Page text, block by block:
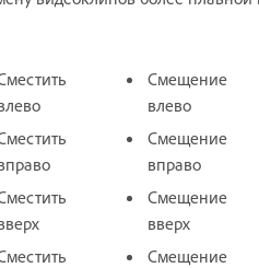
Смещение
влево
Смещение
вправо
Смещение
вверх
Смещение